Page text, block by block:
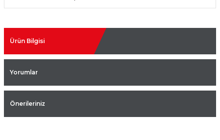
Ürün Bilgisi
Yorumlar
Önerileriniz